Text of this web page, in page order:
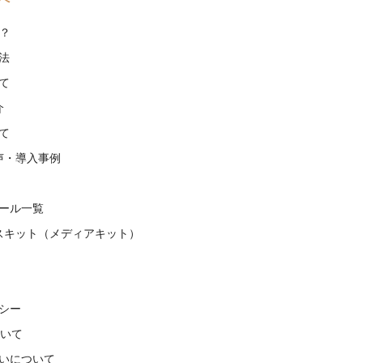
導入事例
ル一覧
ット（メディアキット）
ー
て
について